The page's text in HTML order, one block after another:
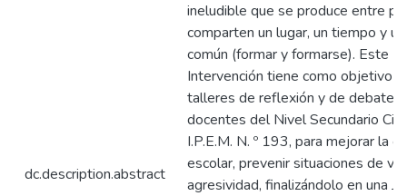
dc.description.abstract
ineludible que se produce entre
comparten un lugar, un tiempo y
común (formar y formarse). Este
Intervención tiene como objetivo
talleres de reflexión y de debate
docentes del Nivel Secundario
I.P.E.M. N. º 193, para mejorar la
escolar, prevenir situaciones de
agresividad, finalizándolo en una